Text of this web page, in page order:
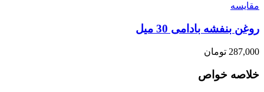
مقایسه
روغن بنفشه بادامی 30 میل
287,000 تومان
خلاصه خواص